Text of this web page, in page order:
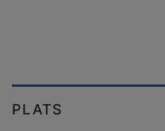
PLATS